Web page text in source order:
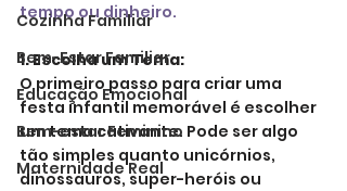
Cozinha Familiar
Bem-Estar Familiar
Educação Emocional
Bem-estar Feminino
Maternidade Real
tempo ou dinheiro.
1. Escolha um Tema:
O primeiro passo para criar uma
festa infantil memorável é escolher
um tema cativante. Pode ser algo
tão simples quanto unicórnios,
dinossauros, super-heróis ou